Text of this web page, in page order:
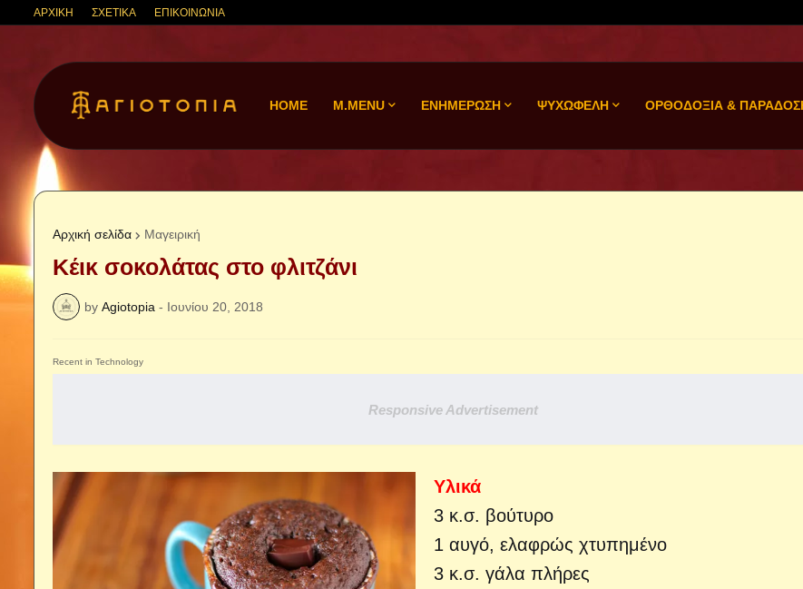
ΑΡΧΙΚΗ ΣΧΕΤΙΚΑ ΕΠΙΚΟΙΝΩΝΙΑ
HOME M.MENU ΕΝΗΜΕΡΩΣΗ ΨΥΧΩΦΕΛΗ ΟΡΘΟΔΟΞΙΑ &
Αρχική σελίδα Μαγειρική
Κέικ σοκολάτας στο φλιτζάνι
by Agiotopia - Ιουνίου 20, 2018
Recent in Technology
Responsive Advertisement
Yλικά
3 κ.σ. βούτυρο
1 αυγό, ελαφρώς χτυπημένο
3 κ.σ. γάλα πλήρες